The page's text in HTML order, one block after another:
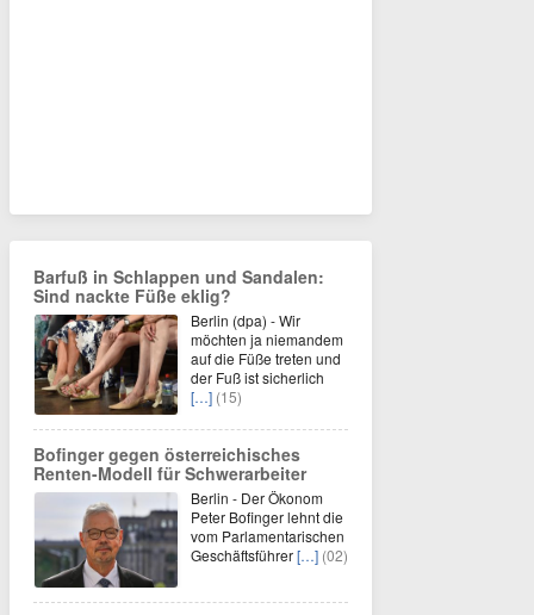
Barfuß in Schlappen und Sandalen:
Sind nackte Füße eklig?
Berlin (dpa) - Wir
möchten ja niemandem
auf die Füße treten und
der Fuß ist sicherlich
[…] (15)
Bofinger gegen österreichisches
Renten-Modell für Schwerarbeiter
Berlin - Der Ökonom
Peter Bofinger lehnt die
vom Parlamentarischen
Geschäftsführer[…] (02)